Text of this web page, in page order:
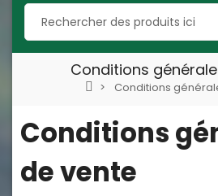
Conditions
Conditions
Conditions
de vente